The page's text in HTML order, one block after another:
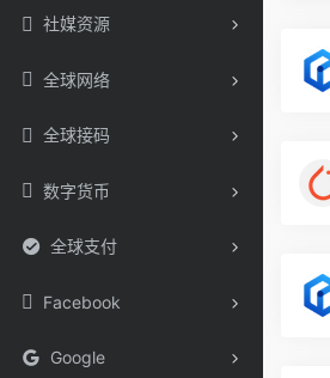
社媒资源
全球网络
全球接码
数字货币
全球支付
Facebook
Google